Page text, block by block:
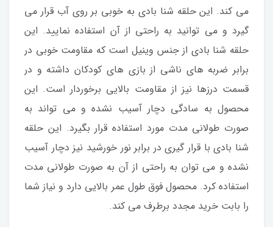
می کند. این حلقه شنا بادی به خوبی بر روی آب قرار می
گیرد و می توانید به راحتی از آن استفاده نمایید. این
حلقه شنا بادی از جنس وینیل است که مقاومت خوبی در
برابر ضربه های ناشی از بازی های کودکان داشته و در
قسمت درزها نیز از مقاومت بالایی برخوردار است. این
محصول به سادگی دچار آسیب نشده و می تواند به
صورت طولانی مدت مورد استفاده قرار بگیرد. این حلقه
شنا بادی با قرار گیری در برابر نور خورشید نیز دچار آسیب
نشده و می توان به راحتی از آن به صورت طولانی مدت
استفاده کرد. محصول فوق طول عمر بالایی دارد و نیاز شما
را بابت خرید مجدد برطرف می کند.